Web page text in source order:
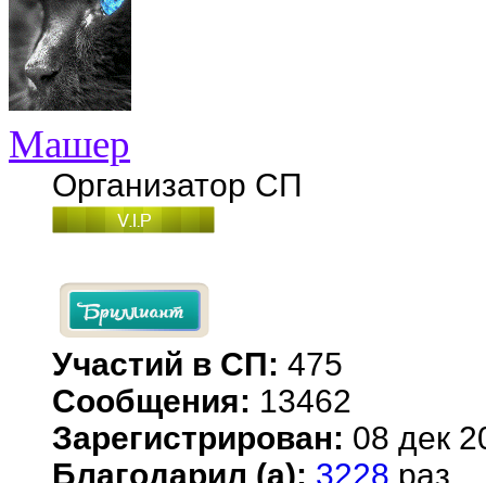
Машер
Организатор СП
Участий в СП: 475
Сообщения: 13462
Зарегистрирован: 08 дек
Благодарил (а): 3228 раз.